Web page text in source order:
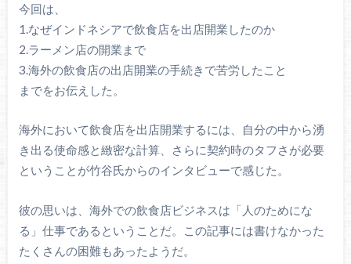
今回は、
1.なぜインドネシアで飲食店を出店開業したのか
2.ラーメン店の開業まで
3.海外の飲食店の出店開業の手続きで苦労したこと
までをお伝えした。
海外において飲食店を出店開業するには、自分の中から湧
き出る使命感と緻密な計算、さらに契約時のタフさが必要
ということが竹谷氏からのインタビューで感じた。
彼の思いは、海外での飲食店ビジネスは「人のためにな
る」仕事であるということだ。この記事には書けなかった
たくさんの困難もあったようだ。